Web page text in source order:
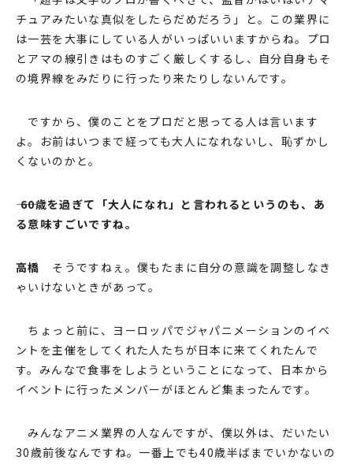
チュアみたいな真似をしたらだめだろう」と。この業界に
は⼀芸を⼤事にしている⼈がいっぱいいますからね。プロ
とアマの線引きはものすごく厳しくするし、⾃分⾃⾝もそ
の境界線をみだりに⾏ったり来たりしないんです。
ですから、僕のことをプロだと思ってる⼈は⾔います
よ。お前はいつまで経っても⼤⼈になれないし、恥ずかし
くないのかと。
―― 60歳を過ぎて「⼤⼈になれ」と⾔われるというのも、あ
る意味すごいですね。
⾼橋 そうですねぇ。僕もたまに⾃分の意識を調整しなき
ゃいけないときがあって。
ちょっと前に、ヨーロッパでジャパニメーションのイベ
ントを主催をしてくれた⼈たちが⽇本に来てくれたんで
す。みんなで⾷事をしようということになって、⽇本から
イベントに⾏ったメンバーがほとんど集まったんです。
みんなアニメ業界の⼈なんですが、僕以外は、だいたい
30歳前後なんですね。⼀番上でも40歳半ばまでいかないの